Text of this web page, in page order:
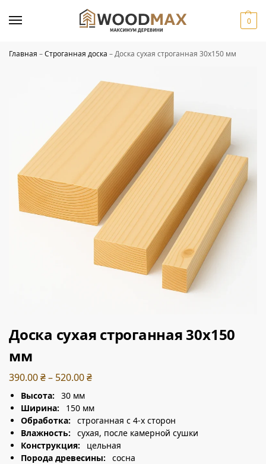
0
Главная –Строганная доска –Доска сухая строганная 30х150 мм
Доска сухая строганная 30х150
мм
390.00₴– 520.00₴
Высота: 30 мм
Ширина: 150 мм
Обработка: строганная с 4-х сторон
Влажность: сухая, после камерной сушки
Конструкция: цельная
Порода древесины: сосна